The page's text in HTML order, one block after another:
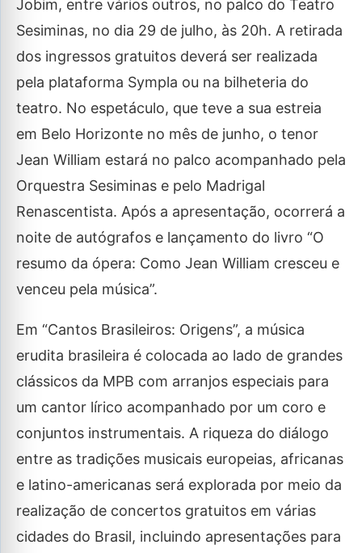
Jobim, entre vários outros, no palco do Teatro
Sesiminas, no dia 29 de julho, às 20h. A retirada
dos ingressos gratuitos deverá ser realizada
pela plataforma Sympla ou na bilheteria do
teatro. No espetáculo, que teve a sua estreia
em Belo Horizonte no mês de junho, o tenor
Jean William estará no palco acompanhado pela
Orquestra Sesiminas e pelo Madrigal
Renascentista. Após a apresentação, ocorrerá a
noite de autógrafos e lançamento do livro “O
resumo da ópera: Como Jean William cresceu e
venceu pela música”.
Em “Cantos Brasileiros: Origens”, a música
erudita brasileira é colocada ao lado de grandes
clássicos da MPB com arranjos especiais para
um cantor lírico acompanhado por um coro e
conjuntos instrumentais. A riqueza do diálogo
entre as tradições musicais europeias, africanas
e latino-americanas será explorada por meio da
realização de concertos gratuitos em várias
cidades do Brasil, incluindo apresentações para